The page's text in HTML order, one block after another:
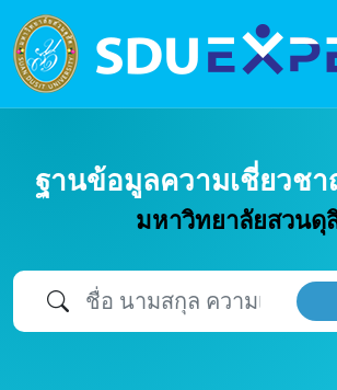
ฐานข้อมูลความเชี่ยวช
มหาวิทยาลัยสวนดุ